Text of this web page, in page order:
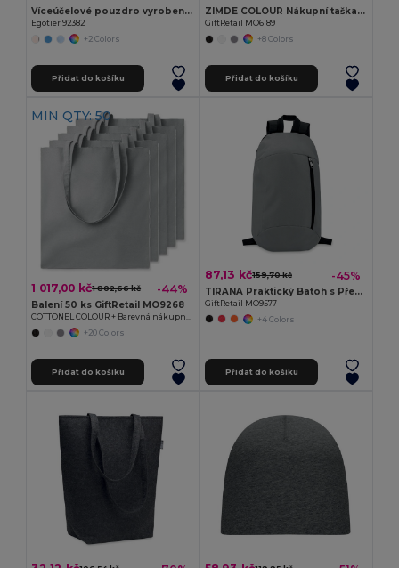
Víceúčelové pouzdro vyrobené z recyklované plsti (100% rPET)
Egotier 92382
+2 Colors
Přidat do košíku
ZIMDE COLOUR Nákupní taška z bio bavlny
GiftRetail MO6189
+8 Colors
Přidat do košíku
MIN QTY: 50
1 017,00 kč1 802,66 kč -44%
Balení 50 ks GiftRetail MO9268
COTTONEL COLOUR + Barevná nákupní taška
+20 Colors
Přidat do košíku
87,13 kč159,70 kč -45%
TIRANA Praktický Batoh s Přední Kapsou a Polstrovanými Zády
GiftRetail MO9577
+4 Colors
Přidat do košíku